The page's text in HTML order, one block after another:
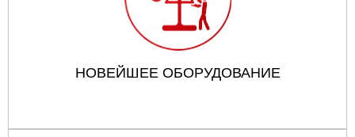
НОВЕЙШЕЕ ОБОРУДОВАНИЕ